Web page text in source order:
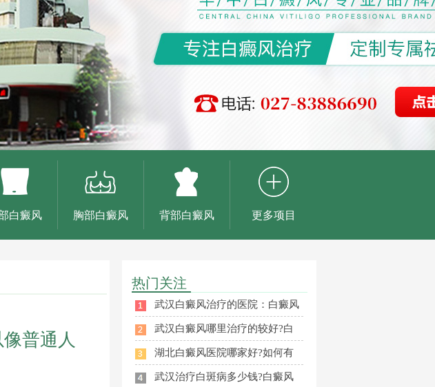
白癜风 胸部白癜风 背部白癜风 更多项目
普通人
热门关注
武汉白癜风治疗的医院：白癜风
武汉白癜风哪里治疗的较好?白
湖北白癜风医院哪家好?如何有
武汉治疗白斑病多少钱?白癜风